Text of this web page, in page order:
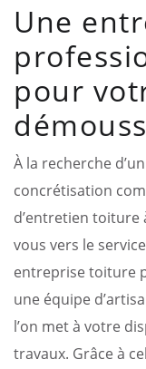
Une
pour
À la recherche
concrétisation
d’entretien toiture
vous vers le
entreprise toiture
une équipe
l’on met à votre
travaux. Grâce à